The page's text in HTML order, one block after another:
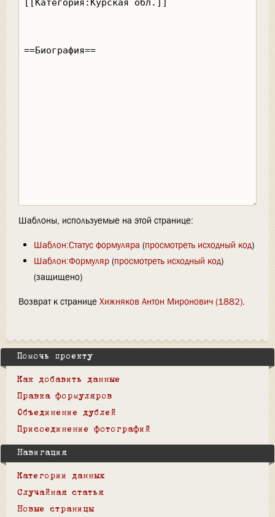
Шаблоны, используемые на этой странице:
Шаблон:Статус формуляра (просмотреть исходный код)
Шаблон:Формуляр(просмотреть исходный код)
(защищено)
Возврат к странице Хижняков Антон Миронович (1882).
Помочь проекту
Как добавить данные
Правка формуляров
Объединение дублей
Присоединение фотографий
Навигация
Категории данных
Случайная статья
Новые страницы